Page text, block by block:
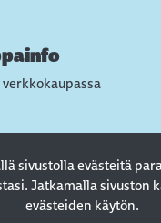
sivustolla evästeitä
Jatkamalla sivuston
evästeiden käytön.